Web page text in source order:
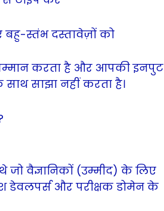
बहु-स्तंभ दस्तावेज़ों को
करता है और आपकी इनपुट
साझा नहीं करता है।
वैज्ञानिकों (उम्मीद) के लिए
और परीक्षक डोमेन के